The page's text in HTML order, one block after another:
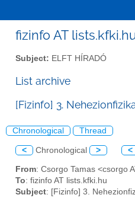
fizinfo AT
Subject: ELFT HÍRADÓ
List archive
[Fizinfo] 3.
Chronological Thread
< Chronological > <
From: Csorgo Tamas <csorgo
To: fizinfo AT lists.kfki.hu
Subject: [Fizinfo] 3.